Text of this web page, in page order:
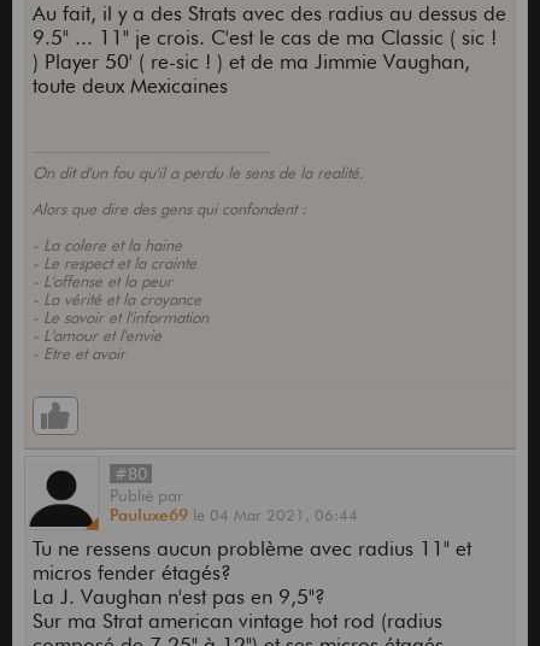
Au fait, il y a des Strats avec des radius au dessus de
9.5" ... 11" je crois. C'est le cas de ma Classic ( sic !
) Player 50' ( re-sic ! ) et de ma Jimmie Vaughan,
toute deux Mexicaines
On dit d'un fou qu'il a perdu le sens de la realité.
Alors que dire des gens qui confondent :
- La colere et la haine
- Le respect et la crainte
- L'offense et la peur
- La vérité et la croyance
- Le savoir et l'information
- L'amour et l'envie
- Etre et avoir
#80
Publié par
Pauluxe69 le 04 Mar 2021, 06:44
Tu ne ressens aucun problème avec radius 11" et
micros fender étagés?
La J. Vaughan n'est pas en 9,5"?
Sur ma Strat american vintage hot rod (radius